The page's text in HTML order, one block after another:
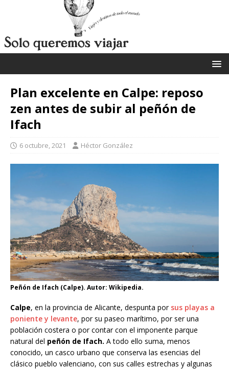
Plan excelente en Calpe: reposo
zen antes de subir al peñón de
Ifach
6 octubre, 2021 Héctor González
Peñón de Ifach (Calpe). Autor: Wikipedia.
Calpe, en la provincia de Alicante, despunta por sus playas a
poniente y levante, por su paseo marítimo, por ser una
población costera o por contar con el imponente parque
natural del peñón de Ifach. A todo ello suma, menos
conocido, un casco urbano que conserva las esencias del
clásico pueblo valenciano, con sus calles estrechas y algunas